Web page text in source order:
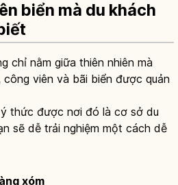
biển mà du khách
chỉ nằm giữa thiên nhiên mà
viên và bãi biển được quản
thức được nơi đó là cơ sở du
sẽ dễ trải nghiệm một cách dễ
xóm